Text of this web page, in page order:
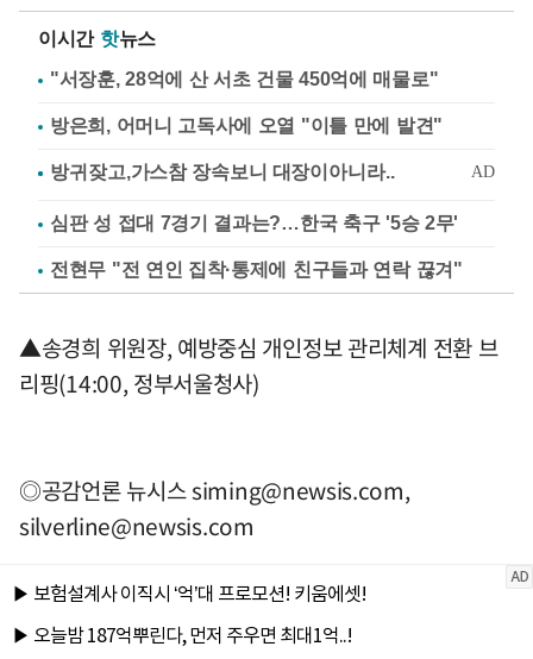
이시간 핫뉴스
"서장훈, 28억에 산 서초 건물 450억에 매물로"
방은희, 어머니 고독사에 오열 "이틀 만에 발견"
심판 성 접대 7경기 결과는?…한국 축구 '5승 2무'
전현무 "전 연인 집착·통제에 친구들과 연락 끊겨"
▲송경희 위원장, 예방중심 개인정보 관리체계 전환 브
리핑(14:00, 정부서울청사)
◎공감언론 뉴시스siming@newsis.com,
silverline@newsis.com